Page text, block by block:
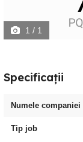
1 / 1
Specificații
Numele companiei
Tip job